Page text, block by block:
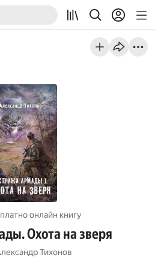
онлайн книгу
Охота на зверя
Тихонов